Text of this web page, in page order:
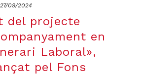
27/09/2024
del projecte
en
Laboral»,
pel Fons